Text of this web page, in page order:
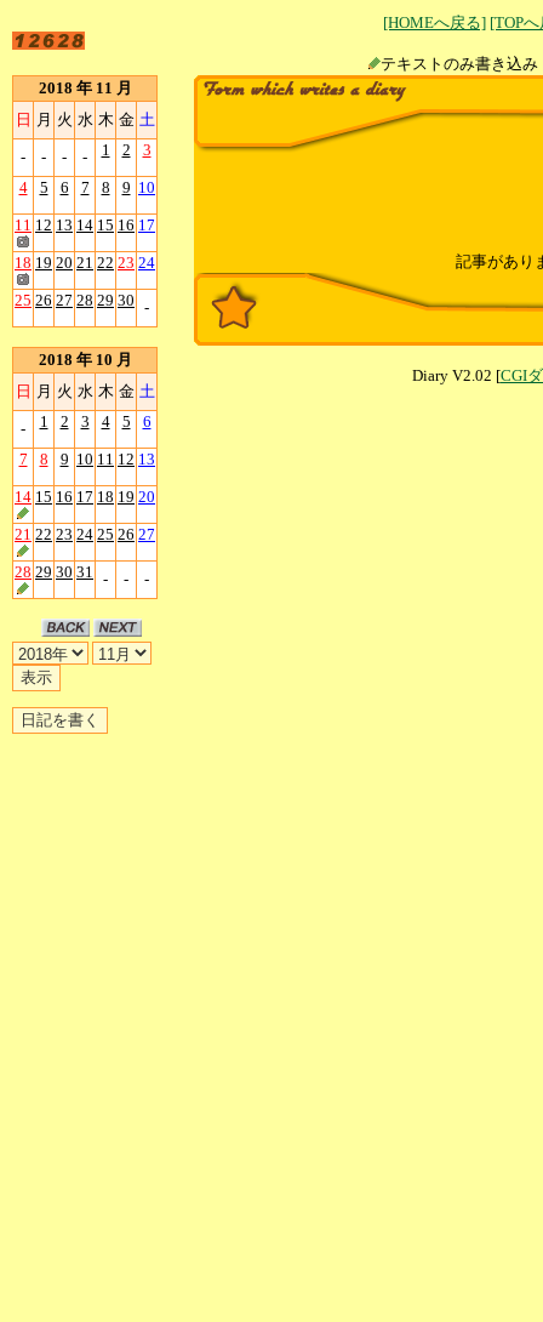
[HOMEへ戻る] [TOP
テキストのみ書
2018 年 11 月
日 月 火 水 木 金 土
- - - - 1 2 3
4 5 6 7 8 9 10
11 12 13 14 15 16 17
18 19 20 21 22 23 24
25 26 27 28 29 30 -
2018 年 10 月
日 月 火 水 木 金 土
- 1 2 3 4 5 6
7 8 9 10 11 12 13
14 15 16 17 18 19 20
21 22 23 24 25 26 27
28 29 30 31 - - -
記事があり
Diary V2.02 [CGI